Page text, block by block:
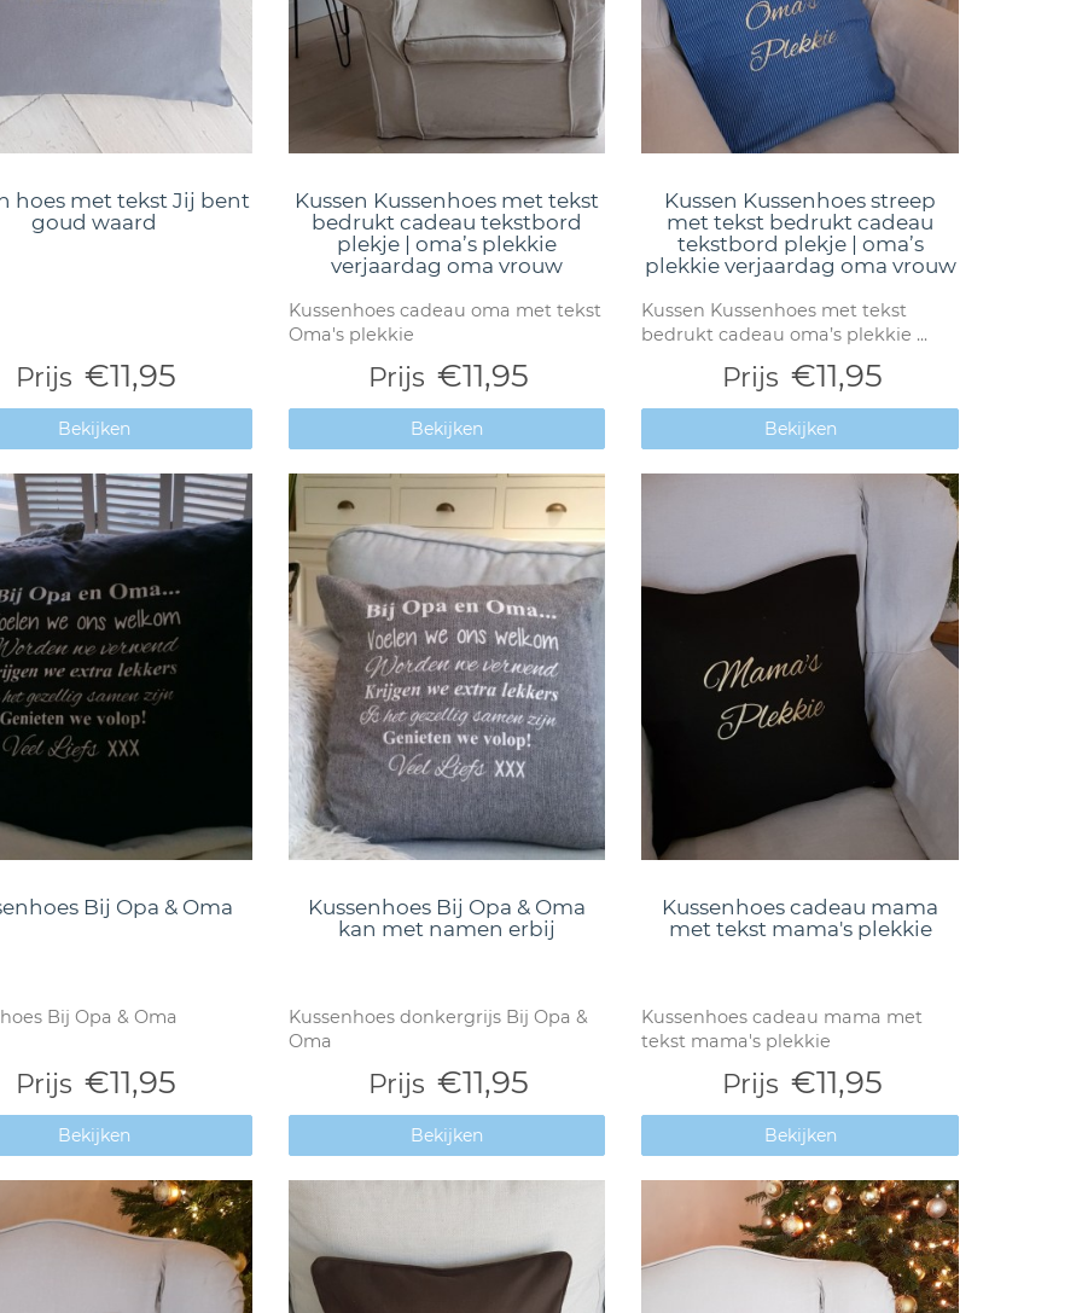
hoes met tekst Jij bent
goud waard
Prijs €11,95
Bekijken
Kussen Kussenhoes met tekst
bedrukt cadeau tekstbord
plekje | oma’s plekkie
verjaardag oma vrouw
Kussenhoes cadeau oma met tekst
Oma's plekkie
Prijs €11,95
Bekijken
Kussen Kussenhoes streep
met tekst bedrukt cadeau
tekstbord plekje | oma’s
plekkie verjaardag oma vrouw
Kussen Kussenhoes met tekst
bedrukt cadeau oma’s plekkie ...
Prijs €11,95
Bekijken
Bij Opa & Oma
Bij Opa & Oma
Prijs €11,95
Bekijken
Kussenhoes Bij Opa & Oma
kan met namen erbij
Kussenhoes donkergrijs Bij Opa &
Oma
Prijs €11,95
Bekijken
Kussenhoes cadeau mama
met tekst mama's plekkie
Kussenhoes cadeau mama met
tekst mama's plekkie
Prijs €11,95
Bekijken